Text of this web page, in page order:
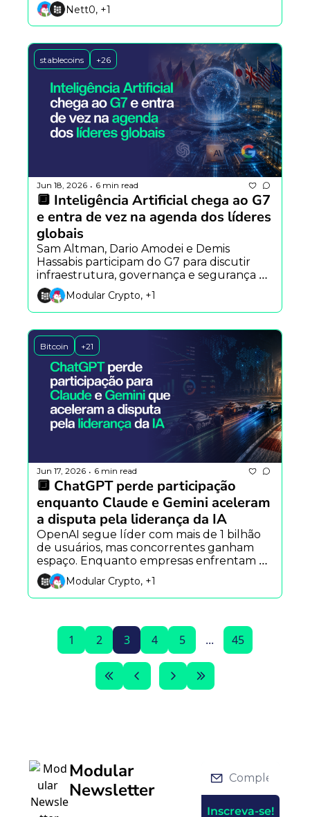
própria experiência.
Nett0, +1
stablecoins +26
Jun 18, 2026 • 6 min read
🔲 Inteligência Artificial chega ao G7
e entra de vez na agenda dos líderes
globais
Sam Altman, Dario Amodei e Demis
Hassabis participam do G7 para discutir
infraestrutura, governança e segurança da
IA, enquanto Nvidia avança em robôs
autônomos e pesquisa mostra crescente
preocupação pública com os impactos da
tecnologia.
Modular Crypto, +1
Bitcoin +21
Jun 17, 2026 • 6 min read
🔲 ChatGPT perde participação
enquanto Claude e Gemini aceleram
a disputa pela liderança da IA
OpenAI segue líder com mais de 1 bilhão
de usuários, mas concorrentes ganham
espaço. Enquanto empresas enfrentam
uma crise de custos com IA e a Alibaba
acelera sua aposta na economia dos robôs.
Modular Crypto, +1
1 2 3 4 5 ... 45
Modular
Newsletter
Inscreva-se!